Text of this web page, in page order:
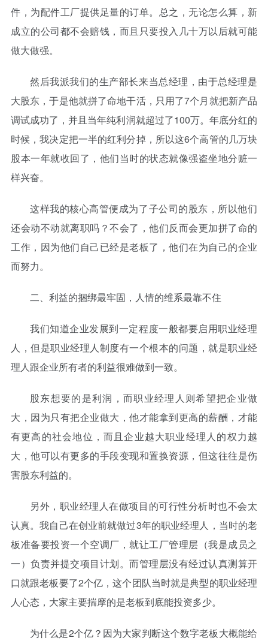
件，为配件工厂提供足量的订单。总之，无论怎么算，新
成立的公司都不会赔钱，而且只要投入几十万以后就可能
做大做强。
然后我派我们的生产部长来当总经理，由于总经理是
大股东，于是他就拼了命地干活，只用了7个月就把新产品
调试成功了，并且当年纯利润就超过了100万。年底分红的
时候，我决定把一半的红利分掉，所以这6个高管的几万块
股本一年就收回了，他们当时的状态就像强盗坐地分赃一
样兴奋。
这样我的核心高管便成为了子公司的股东，所以他们
还会动不动就离职吗？不会了，他们反而会更加拼了命的
工作，因为他们自己已经是老板了，他们在为自己的企业
而努力。
二、利益的捆绑最牢固，人情的维系最靠不住
我们知道企业发展到一定程度一般都要启用职业经理
人，但是职业经理人制度有一个根本的问题，就是职业经
理人跟企业所有者的利益很难做到一致。
股东想要的是利润，而职业经理人则希望把企业做
大，因为只有把企业做大，他才能拿到更高的薪酬，才能
有更高的社会地位，而且企业越大职业经理人的权力越
大，他可以有更多的手段变现和置换资源，但这往往是伤
害股东利益的。
另外，职业经理人在做项目的可行性分析时也不会太
认真。我自己在创业前就做过3年的职业经理人，当时的老
板准备要投资一个空调厂，就让工厂管理层（我是成员之
一）负责并提交项目计划。而管理层没有经过认真测算开
口就跟老板要了2个亿，这个团队当时就是典型的职业经理
人心态，大家主要揣摩的是老板到底能投资多少。
为什么是2个亿？因为大家判断这个数字老板大概能给